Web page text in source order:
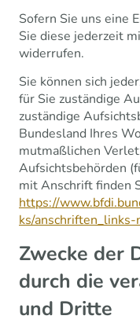
Sofern Sie uns eine
Sie diese jederzeit
widerrufen.
Sie können sich
für Sie zuständige
zuständige
Bundesland Ihres
mutmaßlichen
Aufsichtsbehörden
mit Anschrift finden
https://
ks/
Zwecke der
durch die
und Dritte